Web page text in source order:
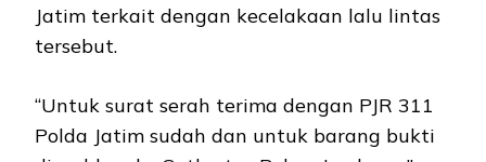
Jatim terkait dengan kecelakaan lalu lintas
tersebut.
“Untuk surat serah terima dengan PJR 311
Polda Jatim sudah dan untuk barang bukti